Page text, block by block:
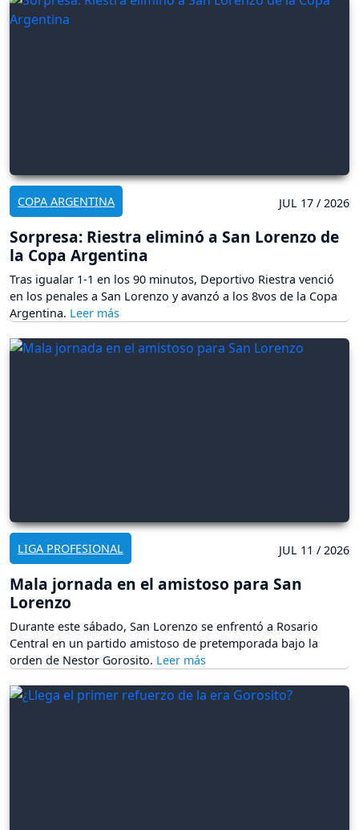
COPA ARGENTINA JUL 17 / 2026
Sorpresa: Riestra eliminó a San Lorenzo de
la Copa Argentina
Tras igualar 1-1 en los 90 minutos, Deportivo Riestra venció
en los penales a San Lorenzo y avanzó a los 8vos de la Copa
Argentina.
LIGA PROFESIONAL JUL 11 / 2026
Mala jornada en el amistoso para San
Lorenzo
Durante este sábado, San Lorenzo se enfrentó a Rosario
Central en un partido amistoso de pretemporada bajo la
orden de Nestor Gorosito.